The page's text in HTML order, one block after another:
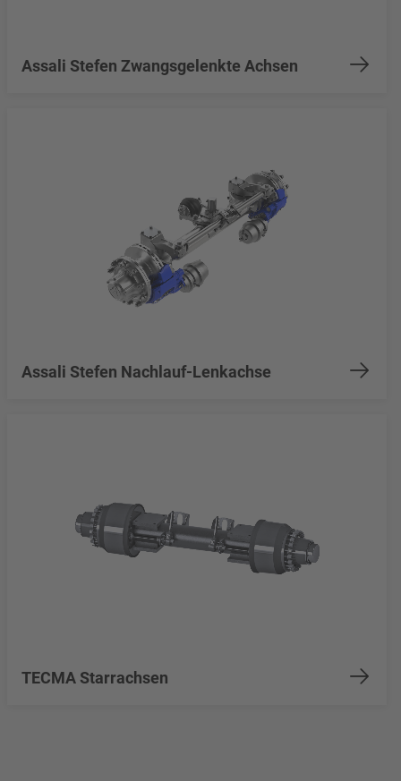
Assali Stefen Zwangsgelenkte Achsen
Assali Stefen Nachlauf-Lenkachse
TECMA Starrachsen